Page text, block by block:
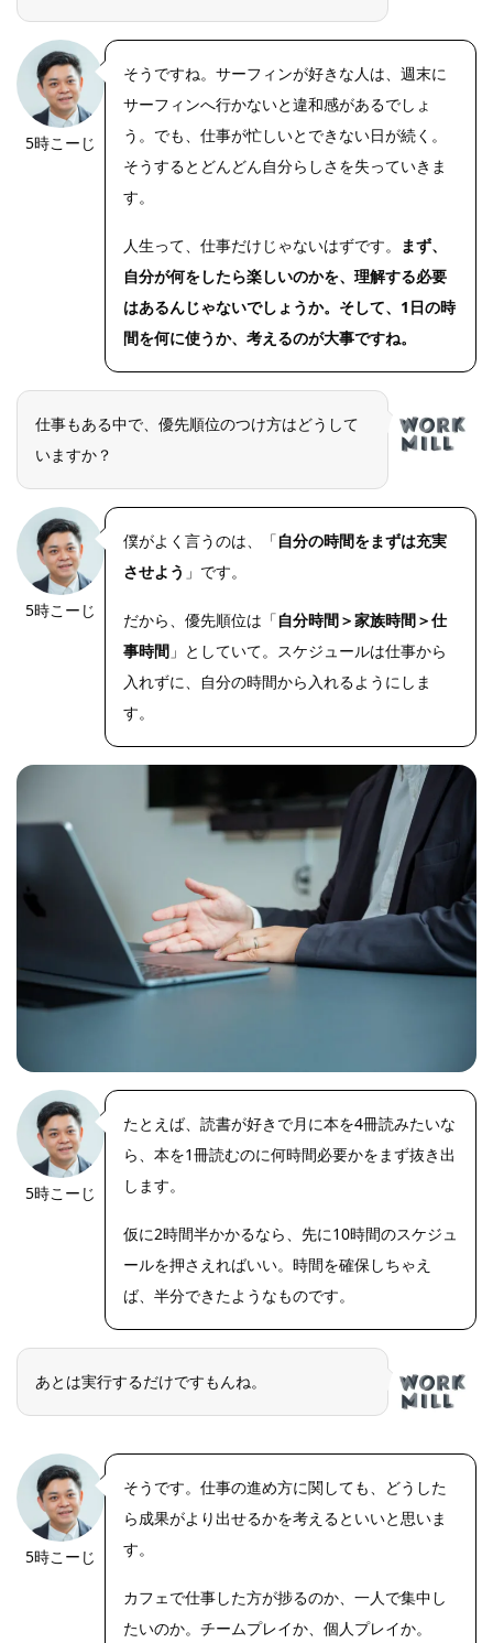
5時こーじ
そうですね。サーフィンが好きな人は、週末に
サーフィンへ行かないと違和感があるでしょ
う。でも、仕事が忙しいとできない日が続く。
そうするとどんどん自分らしさを失っていきま
す。
人生って、仕事だけじゃないはずです。 まず、
自分が何をしたら楽しいのかを、理解する必要
はあるんじゃないでしょうか。そして、1日の時
間を何に使うか、考えるのが大事ですね。
仕事もある中で、優先順位のつけ方はどうして
いますか？
5時こーじ
僕がよく言うのは、「自分の時間をまずは充実
させよう 」です。
だから、優先順位は「自分時間＞家族時間＞仕
事時間 」としていて。スケジュールは仕事から
入れずに、自分の時間から入れるようにしま
す。
5時こーじ
たとえば、読書が好きで月に本を4冊読みたいな
ら、本を1冊読むのに何時間必要かをまず抜き出
します。
仮に2時間半かかるなら、先に10時間のスケジュ
ールを押さえればいい。時間を確保しちゃえ
ば、半分できたようなものです。
あとは実行するだけですもんね。
5時こーじ
そうです。仕事の進め方に関しても、どうした
ら成果がより出せるかを考えるといいと思いま
す。
カフェで仕事した方が捗るのか、一人で集中し
たいのか。チームプレイか、個人プレイか。